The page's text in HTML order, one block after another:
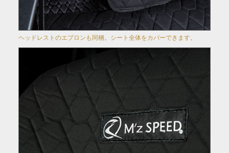
ヘッドレストのエプロンも同梱。シート全体をカバーできます。